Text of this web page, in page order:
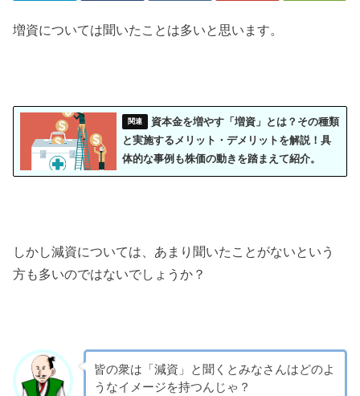
増資については聞いたことは多いと思います。
資本金を増やす「増資」とは？その種類
と実施するメリット・デメリットを解説！具
体的な事例も株価の動きを踏まえて紹介。
しかし減資については、あまり聞いたことがないという
方も多いのではないでしょうか？
皆の衆は「減資」と聞くとみなさんはどのよ
うなイメージを持つんじゃ？